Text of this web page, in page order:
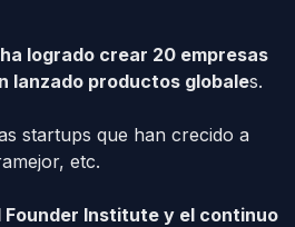
logrado crear 20 empresas
lanzado productos globales.
startups que han crecido a
etc.
Founder Institute y el continuo